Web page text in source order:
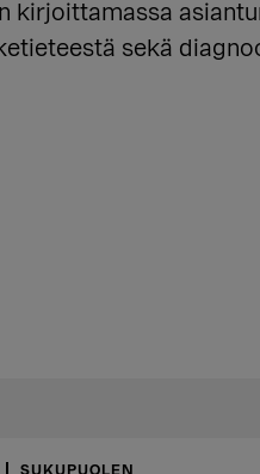
kirjoittamassa
sekä
SUKUPUOLEN